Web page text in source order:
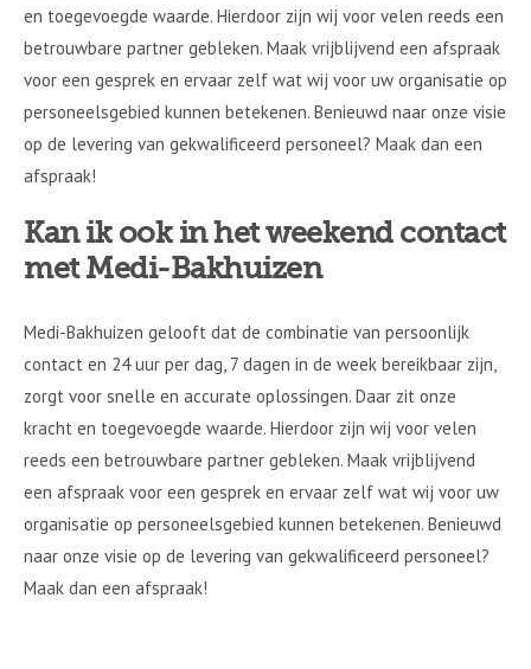
en toegevoegde waarde. Hierdoor zijn wij voor velen reeds een
betrouwbare partner gebleken. Maak vrijblijvend een afspraak
voor een gesprek en ervaar zelf wat wij voor uw organisatie op
personeelsgebied kunnen betekenen. Benieuwd naar onze visie
op de levering van gekwalificeerd personeel? Maak dan een
afspraak!
Kan ik ook in het weekend contact
met Medi-Bakhuizen
Medi-Bakhuizen gelooft dat de combinatie van persoonlijk
contact en 24 uur per dag, 7 dagen in de week bereikbaar zijn,
zorgt voor snelle en accurate oplossingen. Daar zit onze
kracht en toegevoegde waarde. Hierdoor zijn wij voor velen
reeds een betrouwbare partner gebleken. Maak vrijblijvend
een afspraak voor een gesprek en ervaar zelf wat wij voor uw
organisatie op personeelsgebied kunnen betekenen. Benieuwd
naar onze visie op de levering van gekwalificeerd personeel?
Maak dan een afspraak!